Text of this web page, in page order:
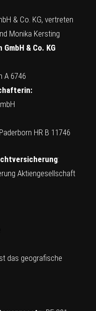
& Co. KG, vertreten
Monika Kersting
& Co. KG
A 6746
HR B 11746
:
Aktiengesellschaft
das geografische